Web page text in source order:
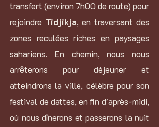
transfert (environ 7h00 de route) pour
rejoindre Tidjikja, en traversant des
zones reculées riches en paysages
sahariens. En chemin, nous nous
arrêterons pour déjeuner et
atteindrons la ville, célèbre pour son
festival de dattes, en fin d'après-midi,
où nous dînerons et passerons la nuit